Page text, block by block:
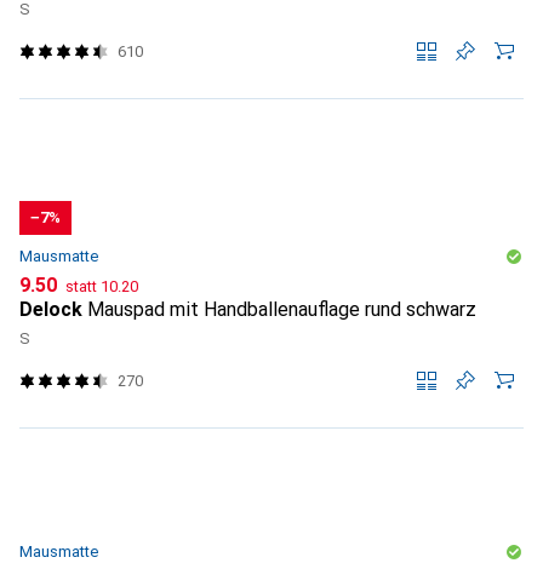
S
610
−7%
Mausmatte
CHF
9.50 statt CHF
10.20
Delock Mauspad mit Handballenauflage rund schwarz
S
270
Mausmatte